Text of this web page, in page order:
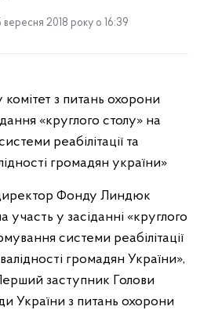
2018 року о 16:39
Фонду Линдюк
участь у засіданні «круглого
системи реабілітації
громадян України»,
заступник Голови
України з питань охорони